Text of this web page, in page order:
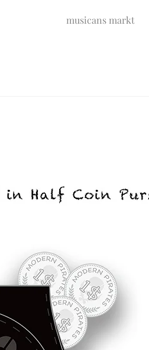
musicans markt